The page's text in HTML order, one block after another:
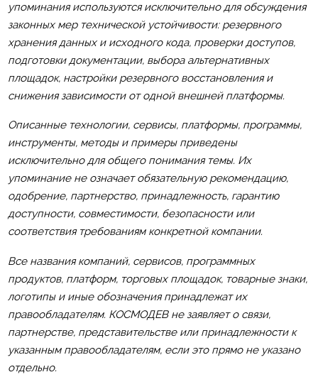
упоминания используются исключительно для обсуждения
законных мер технической устойчивости: резервного
хранения данных и исходного кода, проверки доступов,
подготовки документации, выбора альтернативных
площадок, настройки резервного восстановления и
снижения зависимости от одной внешней платформы.
Описанные технологии, сервисы, платформы, программы,
инструменты, методы и примеры приведены
исключительно для общего понимания темы. Их
упоминание не означает обязательную рекомендацию,
одобрение, партнерство, принадлежность, гарантию
доступности, совместимости, безопасности или
соответствия требованиям конкретной компании.
Все названия компаний, сервисов, программных
продуктов, платформ, торговых площадок, товарные знаки,
логотипы и иные обозначения принадлежат их
правообладателям. КОСМОДЕВ не заявляет о связи,
партнерстве, представительстве или принадлежности к
указанным правообладателям, если это прямо не указано
отдельно.